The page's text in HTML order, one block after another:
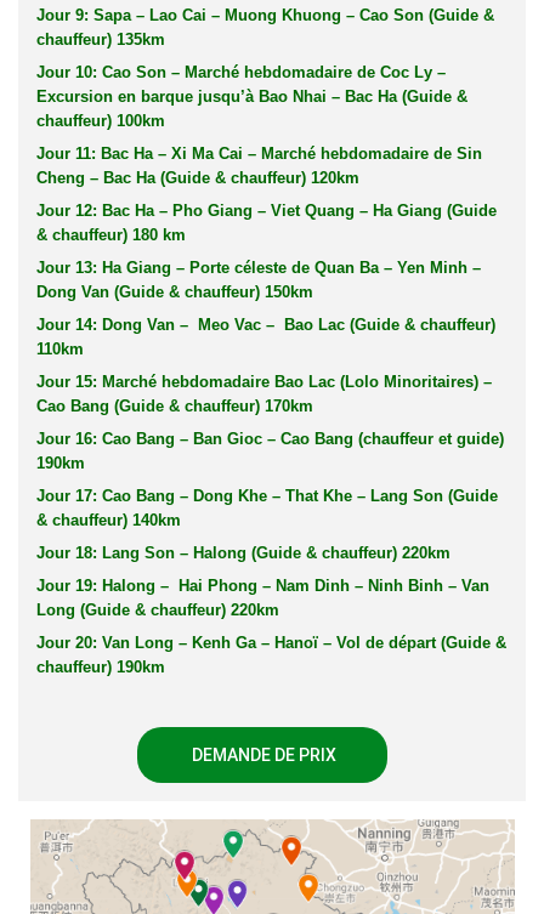
Jour 9: Sapa – Lao Cai – Muong Khuong – Cao Son (Guide &
chauffeur) 135km
Jour 10: Cao Son – Marché hebdomadaire de Coc Ly –
Excursion en barque jusqu’à Bao Nhai – Bac Ha (Guide &
chauffeur) 100km
Jour 11: Bac Ha – Xi Ma Cai – Marché hebdomadaire de Sin
Cheng – Bac Ha (Guide & chauffeur) 120km
Jour 12: Bac Ha – Pho Giang – Viet Quang – Ha Giang (Guide
& chauffeur) 180 km
Jour 13: Ha Giang – Porte céleste de Quan Ba – Yen Minh –
Dong Van (Guide & chauffeur) 150km
Jour 14: Dong Van – Meo Vac – Bao Lac (Guide & chauffeur)
110km
Jour 15: Marché hebdomadaire Bao Lac (Lolo Minoritaires) –
Cao Bang (Guide & chauffeur) 170km
Jour 16: Cao Bang – Ban Gioc – Cao Bang (chauffeur et guide)
190km
Jour 17: Cao Bang – Dong Khe – That Khe – Lang Son (Guide
& chauffeur) 140km
Jour 18: Lang Son – Halong (Guide & chauffeur) 220km
Jour 19: Halong – Hai Phong – Nam Dinh – Ninh Binh – Van
Long (Guide & chauffeur) 220km
Jour 20: Van Long – Kenh Ga – Hanoï – Vol de départ (Guide &
chauffeur) 190km
DEMANDE DE PRIX